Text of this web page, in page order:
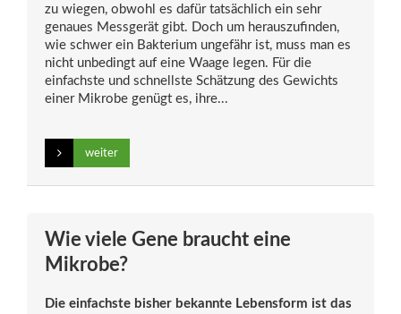
zu wiegen, obwohl es dafür tatsächlich ein sehr
genaues Messgerät gibt. Doch um herauszufinden,
wie schwer ein Bakterium ungefähr ist, muss man es
nicht unbedingt auf eine Waage legen. Für die
einfachste und schnellste Schätzung des Gewichts
einer Mikrobe genügt es, ihre...
weiter
Wie viele Gene braucht eine
Mikrobe?
Die einfachste bisher bekannte Lebensform ist das